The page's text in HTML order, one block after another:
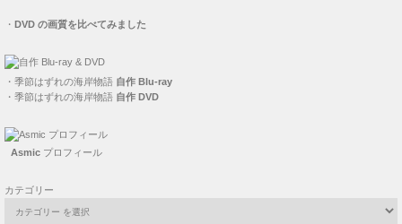
・ DVD の画質を比べてみました
・ 季節はずれの海岸物語 自作 Blu-ray
・ 季節はずれの海岸物語 自作 DVD
Asmicプロフィール
カテゴリー